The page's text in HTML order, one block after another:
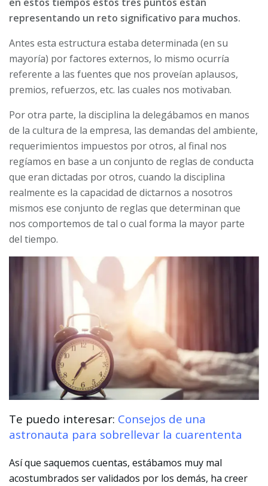
representando un reto significativo para muchos.
Antes esta estructura estaba determinada (en su
mayoría) por factores externos, lo mismo ocurría
referente a las fuentes que nos proveían aplausos,
premios, refuerzos, etc. las cuales nos motivaban.
Por otra parte, la disciplina la delegábamos en manos
de la cultura de la empresa, las demandas del ambiente,
requerimientos impuestos por otros, al final nos
regíamos en base a un conjunto de reglas de conducta
que eran dictadas por otros, cuando la disciplina
realmente es la capacidad de dictarnos a nosotros
mismos ese conjunto de reglas que determinan que
nos comportemos de tal o cual forma la mayor parte
del tiempo.
Te puedo interesar: Consejos de una
astronauta para sobrellevar la cuarententa
Así que saquemos cuentas, estábamos muy mal
acostumbrados ser validados por los demás, ha creer